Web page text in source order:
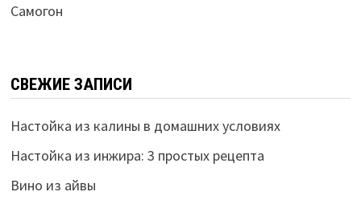
Самогон
СВЕЖИЕ ЗАПИСИ
Настойка из калины в домашних условиях
Настойка из инжира: 3 простых рецепта
Вино из айвы